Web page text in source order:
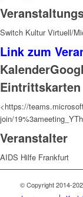
Switch Kultur Virtuell/
Link zum
Kalender
<https://
join/
Veranstalter
AIDS Hilfe Frankfurt
© Copyright 2014-